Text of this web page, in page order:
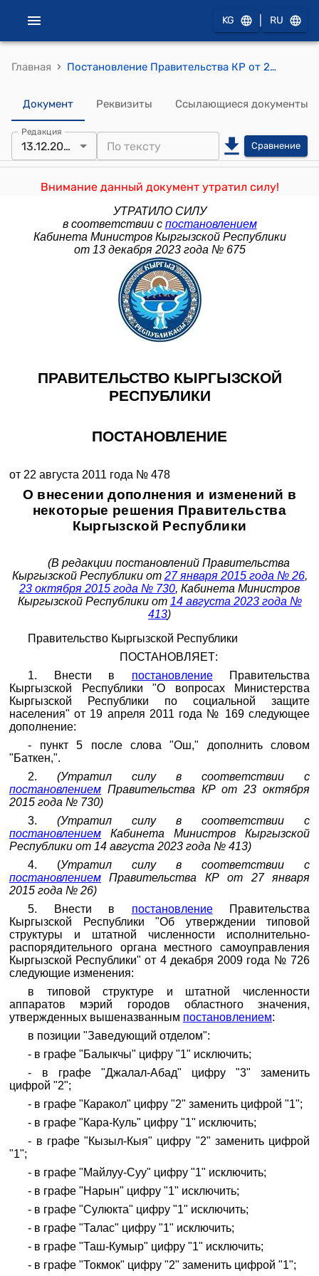
KG RU
Главная › Постановление Правительства КР от 22 августа 2011 года № 478 "О внесении дополнения и изменений в некоторые решения Правительства Кыргызской Республики"
Документ Реквизиты Ссылающиеся документы
Редакция
13.12.2023 Сравнение
Внимание данный документ утратил силу!